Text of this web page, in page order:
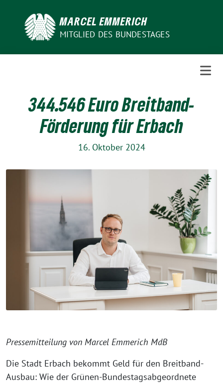
MARCEL EMMERICH
MITGLIED DES BUNDESTAGES
344.546 Euro Breitband-
Förderung für Erbach
16. Oktober 2024
Pressemitteilung von Marcel Emmerich MdB
Die Stadt Erbach bekommt Geld für den Breitband-
Ausbau: Wie der Grünen-Bundestagsabgeordnete